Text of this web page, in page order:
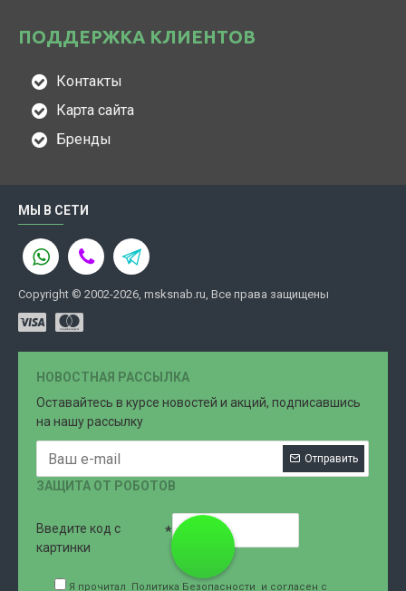
ПОДДЕРЖКА КЛИЕНТОВ
Контакты
Карта сайта
Бренды
МЫ В СЕТИ
Copyright © 2002-2026, msksnab.ru, Все права защищены
НОВОСТНАЯ РАССЫЛКА
Оставайтесь в курсе новостей и акций, подписавшись
на нашу рассылку
Отправить
ЗАЩИТА ОТ РОБОТОВ
Введите код с
картинки
Я прочитал Политика Безопасности и согласен с